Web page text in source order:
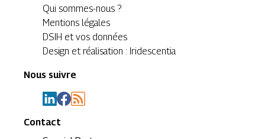
Qui sommes-nous ?
Mentions légales
DSIH et vos données
Design et réalisation : Iridescentia
Nous suivre
Contact